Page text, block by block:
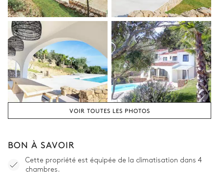
VOIR TOUTES LES PHOTOS
BON À SAVOIR
Cette propriété est équipée de la climatisation dans 4
chambres.